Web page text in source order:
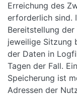
Erreichung des
erforderlich sind.
Bereitstellung
jeweilige Sitzung
der Daten in
Tagen der Fall.
Speicherung ist
Adressen der